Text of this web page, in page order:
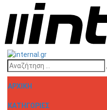
ΑΡΧΙΚΗ
ΚΑΤΗΓΟΡΙΕΣ